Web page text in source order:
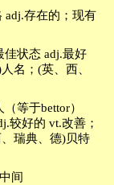
adj.存在的；现有
佳状态 adj.最好
名；(英、西、
等于bettor）
较好的 vt.改善；
瑞典、德)贝特
间